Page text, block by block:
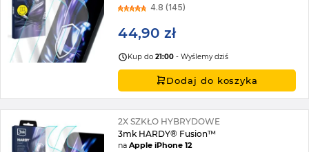
4.8 (145)
44,90 zł
Kup do21:00 - Wyślemy dziś
Dodaj do koszyka
2X SZKŁO HYBRYDOWE
3mk HARDY® Fusion™
naApple iPhone 12